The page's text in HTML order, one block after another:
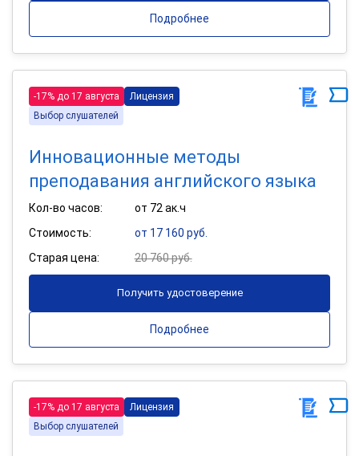
Подробнее
-17% до 17 августа
Лицензия
Выбор слушателей
Инновационные методы
преподавания английского языка
Кол-во часов:
от 72 ак.ч
Стоимость:
от 17 160 руб.
Старая цена:
20 760 руб.
Получить удостоверение
Подробнее
-17% до 17 августа
Лицензия
Выбор слушателей